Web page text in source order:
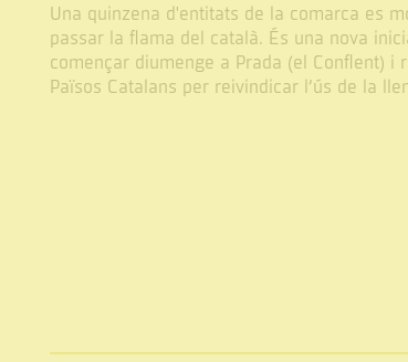
Una quinzena d'entitats de la comarca es
passar la flama del català. És una nova
començar diumenge a Prada (el Conflent) i
Països Catalans per reivindicar l’ús de la